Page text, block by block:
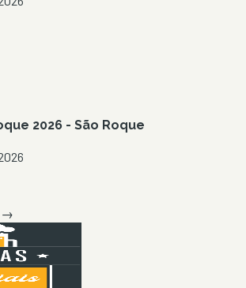
2026 - São Roque
→